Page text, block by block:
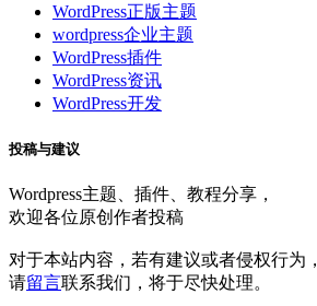
WordPress正版主题
wordpress企业主题
WordPress插件
WordPress资讯
WordPress开发
投稿与建议
Wordpress主题、插件、教程分享，
欢迎各位原创作者投稿
对于本站内容，若有建议或者侵权行为，
请留言联系我们，将于尽快处理。